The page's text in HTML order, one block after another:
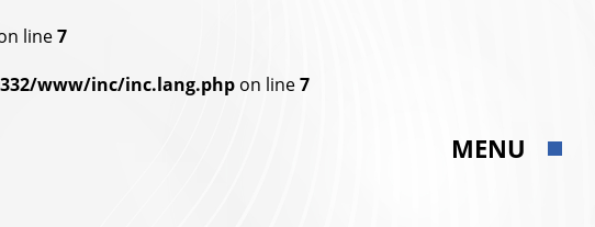
line7
www/inc/inc.lang.php on line7
MENU